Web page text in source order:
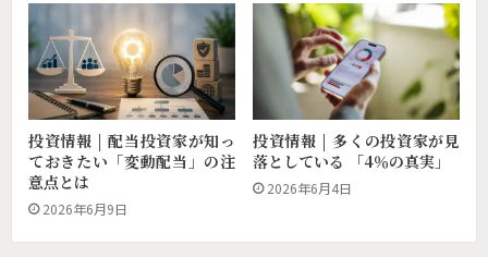
投資情報 | 配当投資家が知っ
ておきたい「変動配当」の注
意点とは
2026年6月9日
投資情報 | 多くの投資家が見
落としている 「4％の真実」
2026年6月4日